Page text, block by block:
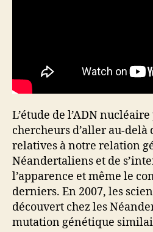
L’étude de l’ADN
chercheurs d’aller au-delà
relatives à notre relation
Néandertaliens et de
l’apparence et même le
derniers. En 2007, les
découvert chez les
mutation génétique